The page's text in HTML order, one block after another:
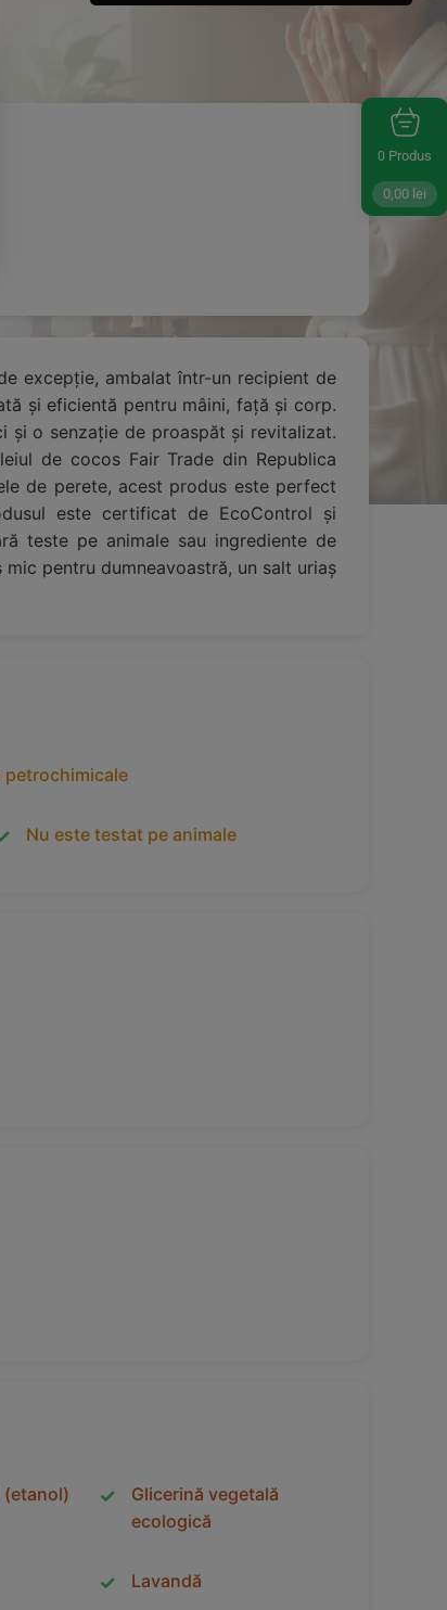
excepție, ambalat într-un recipient de
și eficientă pentru mâini, față și corp.
și o senzație de proaspăt și revitalizat.
de cocos Fair Trade din Republica
de perete, acest produs este perfect
este certificat de EcoControl și
teste pe animale sau ingrediente de
pentru dumneavoastră, un salt uriaș
Nu este testat pe animale
(etanol)
Glicerină vegetală
ecologică
Lavandă
0 Produs
0,00 lei